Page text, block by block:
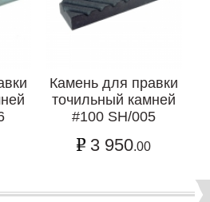
Камень для правки
точильный камней
#100 SH/005
3 950.00